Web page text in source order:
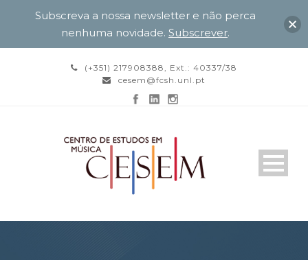
(+351) 217908388, Ext.: 40337/38
cesem@fcsh.unl.pt
Subscreva a nossa newsletter e não perca
nenhuma novidade. Subscrever.